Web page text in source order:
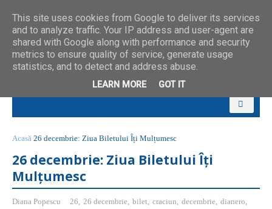
Acasă 26 decembrie: Ziua Biletului Îți Mulțumesc
26 decembrie: Ziua Biletului Îți
Mulțumesc
Diana Popescu 26, 26 decembrie, bilet, craciun, decembrie, dianero,
This site uses cookies from Google to deliver its services
and to analyze traffic. Your IP address and user-agent are
shared with Google along with performance and security
metrics to ensure quality of service, generate usage
statistics, and to detect and address abuse.
LEARN MORE GOT IT